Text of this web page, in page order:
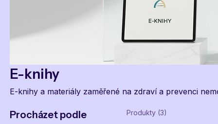
E-knihy
E-knihy a materiály zaměřené na zdraví a prevenci
Procházet podle Produkty (3)